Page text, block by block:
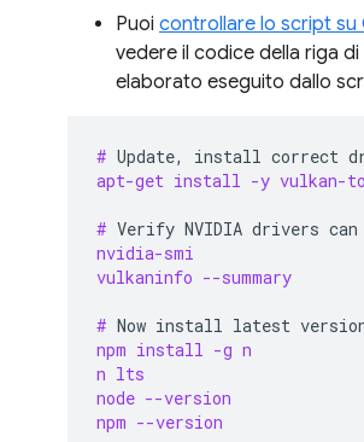
Puoi controllare lo script su
vedere il codice della riga
elaborato eseguito dallo
# Update, install correct
apt-get install -y vulkan-
# Verify NVIDIA drivers can
nvidia-smi
vulkaninfo --summary
# Now install latest
npm install -g n
n lts
node --version
npm --version